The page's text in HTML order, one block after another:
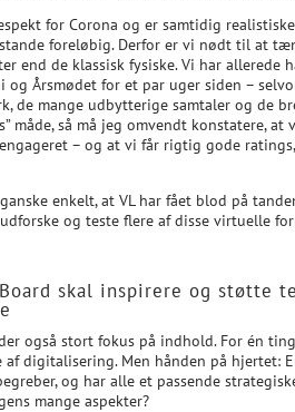
for Corona og er samtidig
foreløbig. Derfor er vi nødt til at
end de klassisk fysiske. Vi har allerede
og Årsmødet for et par uger siden –
de mange udbytterige samtaler og de
måde, så må jeg omvendt konstatere,
– og at vi får rigtig gode
enkelt, at VL har fået blod på
og teste flere af disse virtuelle
skal inspirere og støtte
også stort fokus på indhold. For én
af digitalisering. Men hånden på hjertet:
og har alle et passende
mange aspekter?